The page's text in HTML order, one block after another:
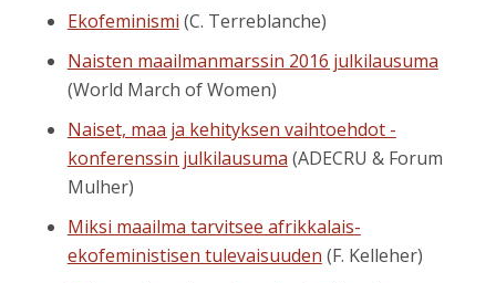
Ekofeminismi (C. Terreblanche)
Naisten maailmanmarssin 2016 julkilausuma
(World March of Women)
Naiset, maa ja kehityksen vaihtoehdot -
konferenssin julkilausuma (ADECRU & Forum
Mulher)
Miksi maailma tarvitsee afrikkalais-
ekofeministisen tulevaisuuden (F. Kelleher)